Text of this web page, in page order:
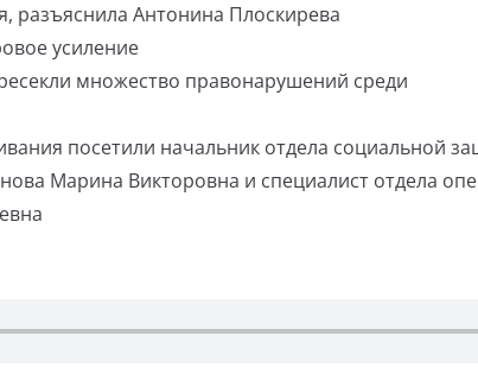
разъяснила Антонина Плоскирева
усиление
множество правонарушений среди
посетили начальник отдела социальной
Марина Викторовна и специалист отдела